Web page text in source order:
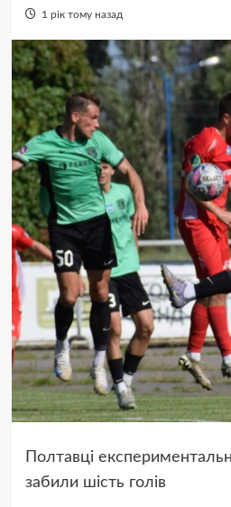
1 рік тому назад
Полтавці
забили шість голів